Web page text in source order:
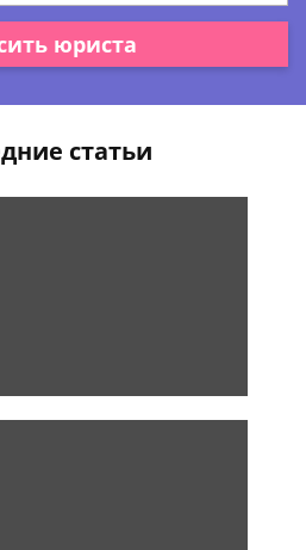
юриста
статьи